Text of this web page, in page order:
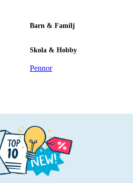
Barn & Familj
Skola & Hobby
Pennor